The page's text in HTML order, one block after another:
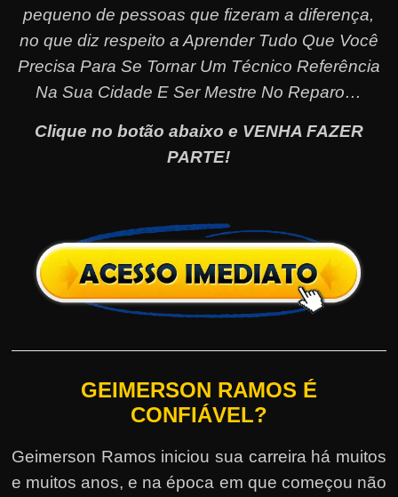
pequeno de pessoas que fizeram a diferença,
no que diz respeito a Aprender Tudo Que Você
Precisa Para Se Tornar Um Técnico Referência
Na Sua Cidade E Ser Mestre No Reparo…
Clique no botão abaixo e VENHA FAZER
PARTE!
GEIMERSON RAMOS É
CONFIÁVEL?
Geimerson Ramos iniciou sua carreira há muitos
e muitos anos, e na época em que começou não